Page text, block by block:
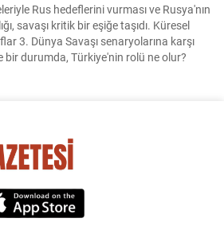
Rus hedeflerini vurması ve Rusya'nın
savaşı kritik bir eşiğe taşıdı. Küresel
3. Dünya Savaşı senaryolarına karşı
bir durumda, Türkiye'nin rolü ne olur?